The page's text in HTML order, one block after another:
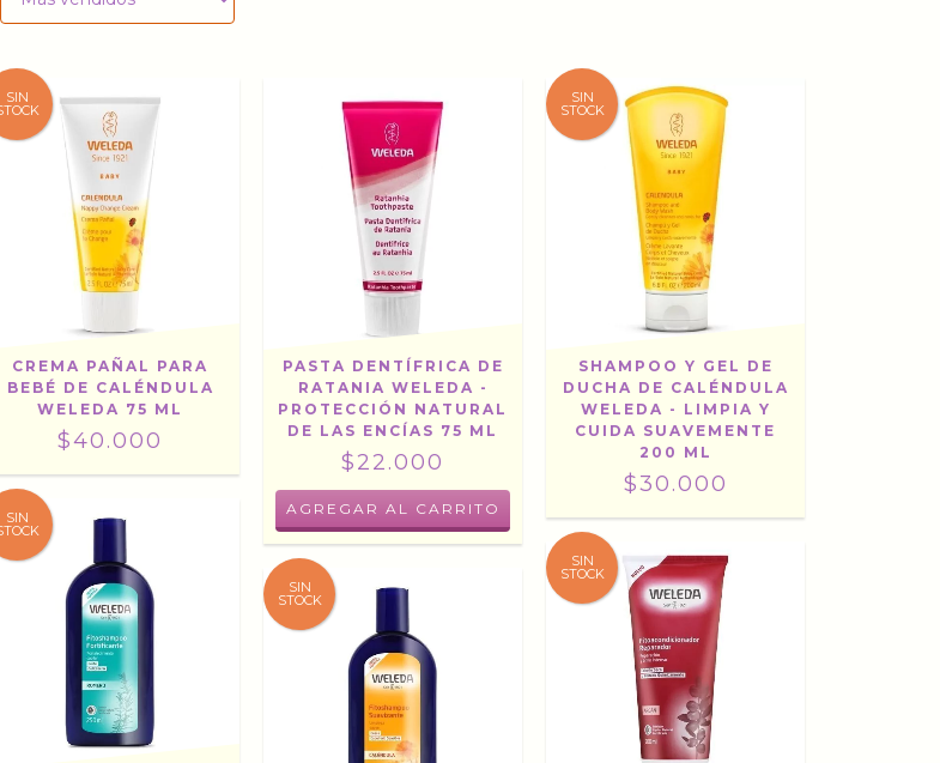
SIN
CREMA PAÑAL PARA
BEBÉ DE CALÉNDULA
WELEDA 75 ML
$40.000
PASTA DENTÍFRICA DE
RATANIA WELEDA -
PROTECCIÓN NATURAL
DE LAS ENCÍAS 75 ML
$22.000
SIN
STOCK
SHAMPOO Y GEL DE
DUCHA DE CALÉNDULA
WELEDA - LIMPIA Y
CUIDA SUAVEMENTE
200 ML
$30.000
SIN
SIN
STOCK
SIN
STOCK